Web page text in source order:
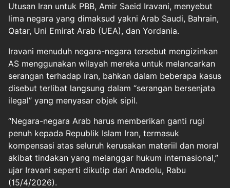
Utusan Iran untuk PBB, Amir Saeid Iravani, menyebut
lima negara yang dimaksud yakni Arab Saudi, Bahrain,
Qatar, Uni Emirat Arab (UEA), dan Yordania.
Iravani menuduh negara-negara tersebut mengizinkan
AS menggunakan wilayah mereka untuk melancarkan
serangan terhadap Iran, bahkan dalam beberapa kasus
disebut terlibat langsung dalam “serangan bersenjata
ilegal” yang menyasar objek sipil.
“Negara-negara Arab harus memberikan ganti rugi
penuh kepada Republik Islam Iran, termasuk
kompensasi atas seluruh kerusakan materiil dan moral
akibat tindakan yang melanggar hukum internasional,”
ujar Iravani seperti dikutip dari Anadolu, Rabu
(15/4/2026).